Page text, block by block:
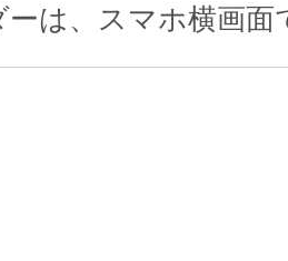
は、スマホ横画面